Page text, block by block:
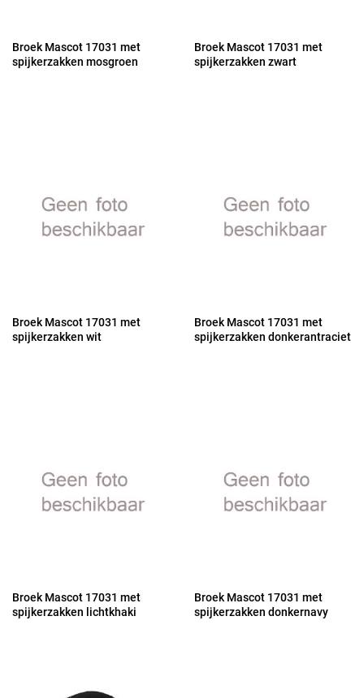
Broek Mascot 17031 met
spijkerzakken mosgroen
Broek Mascot 17031 met
spijkerzakken zwart
Broek Mascot 17031 met
spijkerzakken wit
Broek Mascot 17031 met
spijkerzakken donkerantraciet
Broek Mascot 17031 met
spijkerzakken lichtkhaki
Broek Mascot 17031 met
spijkerzakken donkernavy